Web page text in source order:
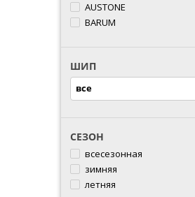
AUSTONE
BARUM
BRIDGESTONE
CACHLAND
COMFORSER
DEBICA
DOUBLESTAR
DOVROAD
ШИП
все
СЕЗОН
всесезонная
зимняя
летняя